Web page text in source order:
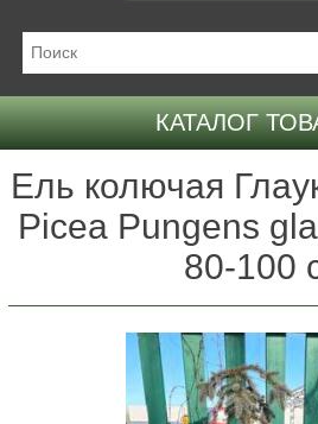
КАТАЛОГ
Ель колючая
Picea Pungens
80-100